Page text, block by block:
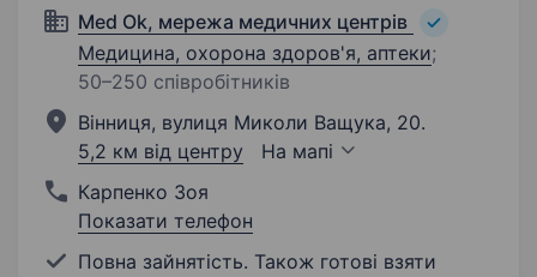
Med Ok, мережа медичних центрів
Медицина, охорона здоров'я, аптеки;
50–250 співробітників
Вінниця, вулиця Миколи Ващука, 20.
5,2 км від центру
На мапі
Карпенко Зоя
Показати телефон
Повна зайнятість. Також готові взяти